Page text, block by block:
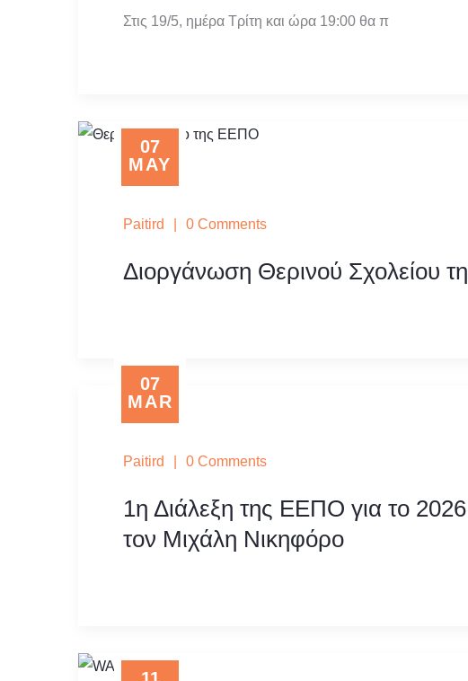
Στις 19/5, ημέρα Τρίτη και ώρα 19:00 θα π
07
MAY
Paitird 0 Comments
Διοργάνωση Θερινού Σχολείου
07
MAR
Paitird 0 Comments
1η Διάλεξη της ΕΕΠΟ για το
τον Μιχάλη Νικηφόρο